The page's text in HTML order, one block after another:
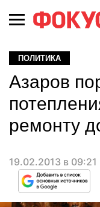
ПОЛИТИКА
Азаров
ремонту
19.02.2013 в 09:21